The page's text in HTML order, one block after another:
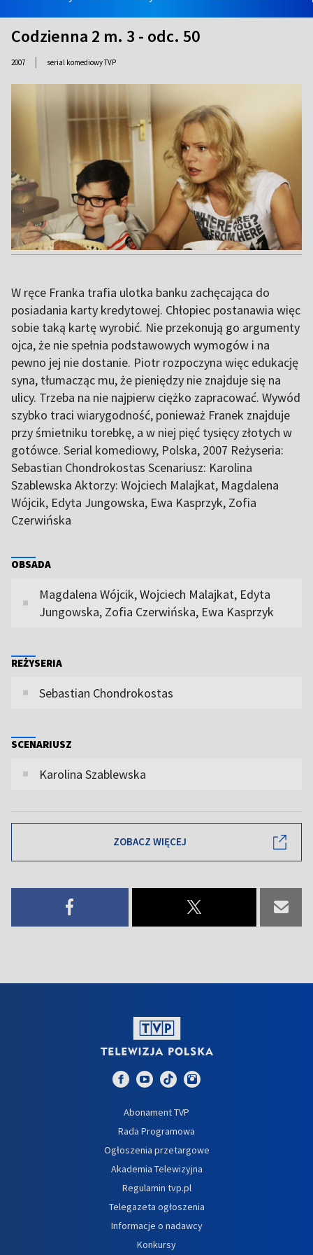
Codzienna 2 m. 3 - odc. 50
2007 | serial komediowy TVP
W ręce Franka trafia ulotka banku zachęcająca do
posiadania karty kredytowej. Chłopiec postanawia więc
sobie taką kartę wyrobić. Nie przekonują go argumenty
ojca, że nie spełnia podstawowych wymogów i na
pewno jej nie dostanie. Piotr rozpoczyna więc edukację
syna, tłumacząc mu, że pieniędzy nie znajduje się na
ulicy. Trzeba na nie najpierw ciężko zapracować. Wywód
szybko traci wiarygodność, ponieważ Franek znajduje
przy śmietniku torebkę, a w niej pięć tysięcy złotych w
gotówce. Serial komediowy, Polska, 2007 Reżyseria:
Sebastian Chondrokostas Scenariusz: Karolina
Szablewska Aktorzy: Wojciech Malajkat, Magdalena
Wójcik, Edyta Jungowska, Ewa Kasprzyk, Zofia
Czerwińska
OBSADA
Magdalena Wójcik, Wojciech Malajkat, Edyta
Jungowska, Zofia Czerwińska, Ewa Kasprzyk
REŻYSERIA
Sebastian Chondrokostas
SCENARIUSZ
Karolina Szablewska
ZOBACZ WIĘCEJ
Abonament TVP
Rada Programowa
Ogłoszenia przetargowe
Akademia Telewizyjna
Regulamin tvp.pl
Telegazeta ogłoszenia
Informacje o nadawcy
Konkursy